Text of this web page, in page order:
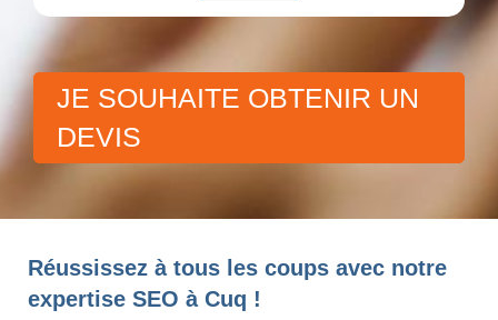
JE SOUHAITE OBTENIR UN
DEVIS
Réussissez à tous les coups avec notre
expertise SEO à Cuq !